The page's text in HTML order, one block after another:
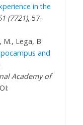
in the
(7721), 57-
M., Lega, B
and
Academy of